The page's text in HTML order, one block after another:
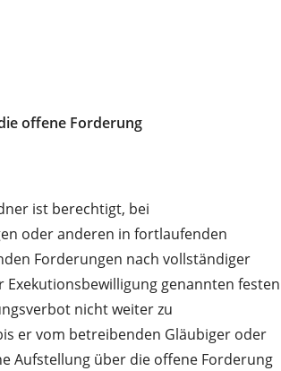
offene Forderung
ist berechtigt, bei
oder anderen in fortlaufenden
Forderungen nach vollständiger
Exekutionsbewilligung genannten festen
nicht weiter zu
er vom betreibenden Gläubiger oder
Aufstellung über die offene Forderung